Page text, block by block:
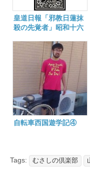
皇道日報「邪教日蓮抹
殺の先覚者」昭和十六
自転車西国遊学記④
Tags: むさしの倶楽部